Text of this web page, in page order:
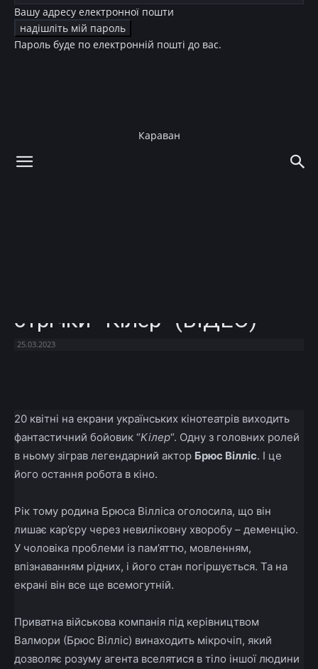
Вашу адресу електронної пошти
Пароль буде по електронній пошті до вас.
Караван
стрічки “Кілер” (ВІДЕО)
25.03.2023
20 квітні на екрани українських кінотеатрів виходить
фантастичний бойовик “Кілер“. Одну з головних ролей
в ньому зіграв легендарний актор Брюс Вілліс. І це
його остання робота в кіно.
Рік тому родина Брюса Вілліса оголосила, що він
лишає кар’єру через невиліковну хворобу – деменцію.
У чоловіка проблеми із пам’яттю, мовленням,
впізнаванням рідних, і його стан погіршується. Та на
екрані він все ще всемогутній.
Приватна військова компанія під керівництвом
Валмори (Брюс Вілліс) винаходить мікрочіп, який
дозволяє розуму агента вселятися в тіло іншої людини